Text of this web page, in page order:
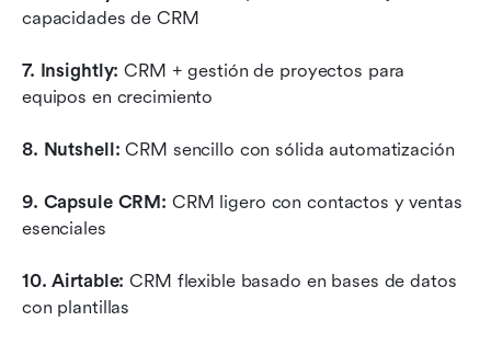
capacidades de CRM
7. Insightly: CRM + gestión de proyectos para
equipos en crecimiento
8. Nutshell: CRM sencillo con sólida automatización
9. Capsule CRM: CRM ligero con contactos y ventas
esenciales
10. Airtable: CRM flexible basado en bases de datos
con plantillas